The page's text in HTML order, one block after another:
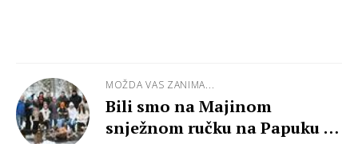
MOŽDA VAS ZANIMA...
Bili smo na Majinom
snježnom ručku na Papuku -